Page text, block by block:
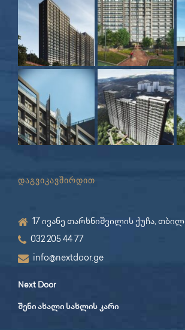
დაგვიკავშირდით
17 ივანე თარხნიშვილის ქუჩა,
032 205 44 77
info@nextdoor.ge
Next Door
შენი ახალი სახლის კარი